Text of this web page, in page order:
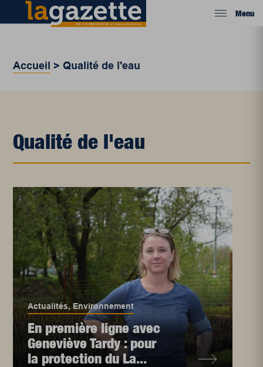
Menu
Accueil >Qualité de l'eau
Qualité de l'eau
Actualités, Environnement
En première ligne avec
Geneviève Tardy : pour
la protection du La...